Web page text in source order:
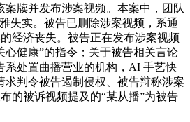
案牍并发布涉案视频。本案中，团队
失实。被告已删除涉案视频，系通
经济丧失。被告正在发布涉案视频
心健康”的指令；关于被告相关言论
系处置曲播营业的机构，AI 手艺快
求判令被告遏制侵权、被告辩称涉案
的被诉视频提及的“某从播”为被告